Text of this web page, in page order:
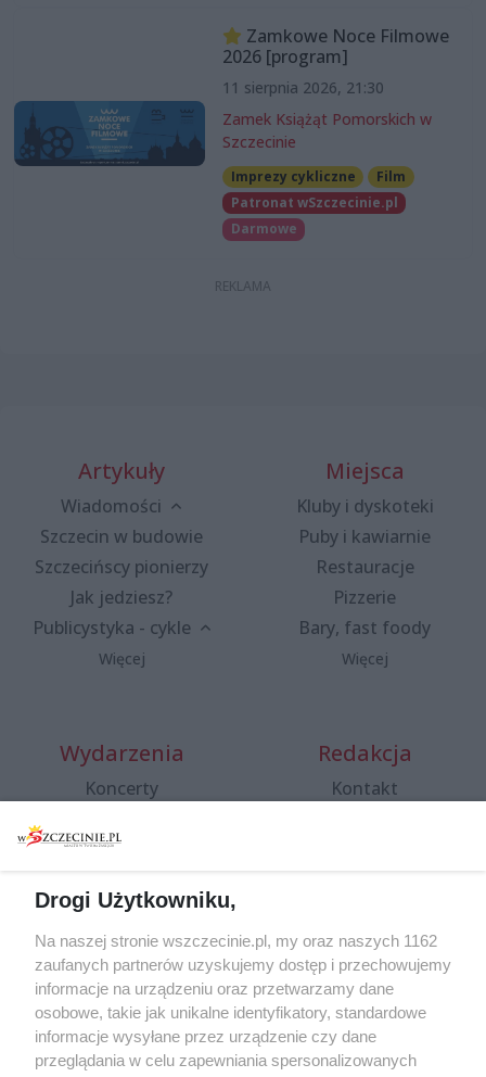
Zamkowe Noce Filmowe
2026 [program]
11 sierpnia 2026, 21:30
Zamek Książąt Pomorskich w
Szczecinie
Imprezy cykliczne
Film
Patronat wSzczecinie.pl
Darmowe
Artykuły
Wiadomości
Szczecin w budowie
Szczecińscy pionierzy
Jak jedziesz?
Publicystyka - cykle
Więcej
Miejsca
Kluby i dyskoteki
Puby i kawiarnie
Restauracje
Pizzerie
Bary, fast foody
Więcej
Wydarzenia
Koncerty
Spacery i oprowadzania
targi
Wernisaże
Więcej
Redakcja
Kontakt
Specjalny koncert z okazji
20. urodzin portalu
wSzczecinie.pl
Regulamin konkursów
śniadaniówka "Hej
Szczecin! Jest piątek!"
Drogi Użytkowniku,
Na naszej stronie wszczecinie.pl, my oraz naszych 1162
zaufanych partnerów uzyskujemy dostęp i przechowujemy
informacje na urządzeniu oraz przetwarzamy dane
osobowe, takie jak unikalne identyfikatory, standardowe
informacje wysyłane przez urządzenie czy dane
przeglądania w celu zapewniania spersonalizowanych